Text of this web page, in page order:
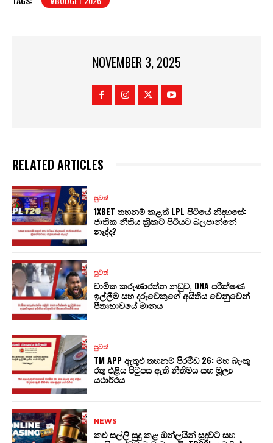
NOVEMBER 3, 2025
RELATED ARTICLES
පුවත්
1XBET තහනම් කළත් LPL පිටියේ නිදහසේ:
ජාතික නීතිය ක්‍රිකට් පිටියට බලපාන්නේ
නැද්ද?
පුවත්
චාමික කරුණාරත්න නඩුව, DNA පරීක්ෂණ
ඉල්ලීම සහ දරුවෙකුගේ අයිතිය වෙනුවෙන්
පීතෘභාවයේ මානය
පුවත්
TM APP ඇතුළු තහනම් පිරමිඩ 26: මහ බැංකු
රතු එළිය පිටුපස ඇති නීතිමය සහ මූල්‍ය
යථාර්ථය
NEWS
කළු සල්ලි සුදු කළ ඔන්ලයින් සූදුවට සහ